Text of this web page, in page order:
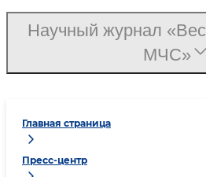
Главная страница
Пресс-центр
Научный журнал
МЧС»